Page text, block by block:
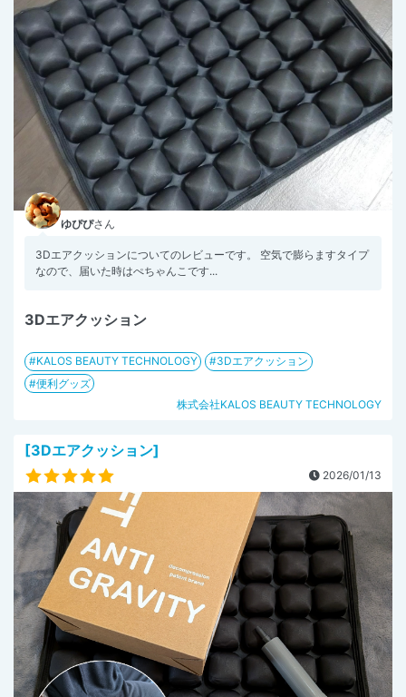
ゆぴぴさん
3Dエアクッションについてのレビューです。 空気で膨らますタイプ
なので、届いた時はぺちゃんこです...
3Dエアクッション
KALOS BEAUTY TECHNOLOGY
3Dエアクッション
便利グッズ
株式会社KALOS BEAUTY TECHNOLOGY
[3Dエアクッション]
2026/01/13